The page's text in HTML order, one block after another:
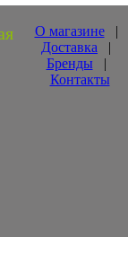
О магазине|
Доставка |
Бренды |
Контакты